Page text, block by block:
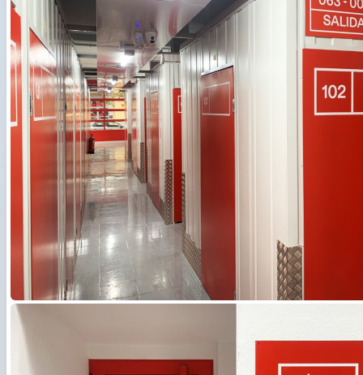
हिन्दी
বাংলা
简体中文
日本語
ไทย
Română
ქართული